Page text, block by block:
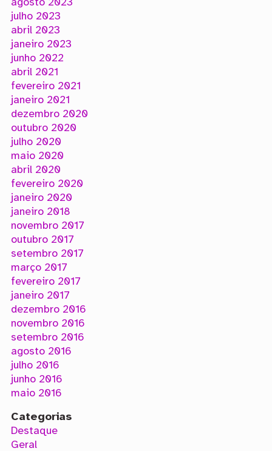
agosto 2023
julho 2023
abril 2023
janeiro 2023
junho 2022
abril 2021
fevereiro 2021
janeiro 2021
dezembro 2020
outubro 2020
julho 2020
maio 2020
abril 2020
fevereiro 2020
janeiro 2020
janeiro 2018
novembro 2017
outubro 2017
setembro 2017
março 2017
fevereiro 2017
janeiro 2017
dezembro 2016
novembro 2016
setembro 2016
agosto 2016
julho 2016
junho 2016
maio 2016
Categorias
Destaque
Geral